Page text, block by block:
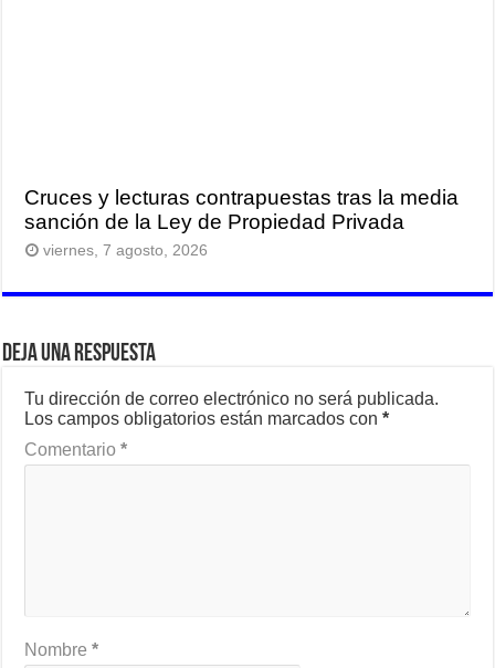
Cruces y lecturas contrapuestas tras la media
sanción de la Ley de Propiedad Privada
viernes, 7 agosto, 2026
Deja una respuesta
Tu dirección de correo electrónico no será publicada.
Los campos obligatorios están marcados con*
Comentario*
Nombre*